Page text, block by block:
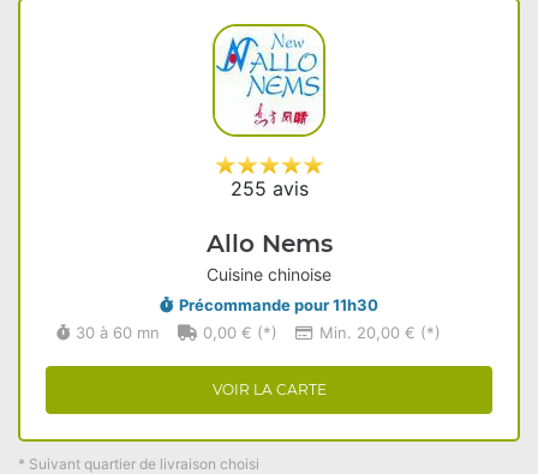
255 avis
Allo Nems
Cuisine chinoise
Précommande pour 11h30
30 à 60 mn
0,00 € (*) Min. 20,00 € (*)
VOIR LA CARTE
* Suivant quartier de livraison choisi